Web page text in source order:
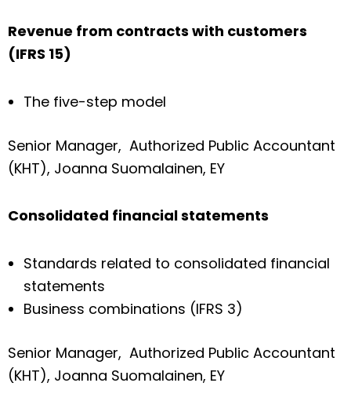
Revenue from contracts with customers
(IFRS 15)
The five-step model
Senior Manager, Authorized Public Accountant
(KHT), Joanna Suomalainen, EY
Consolidated financial statements
Standards related to consolidated financial
statements
Business combinations (IFRS 3)
Senior Manager, Authorized Public Accountant
(KHT), Joanna Suomalainen, EY